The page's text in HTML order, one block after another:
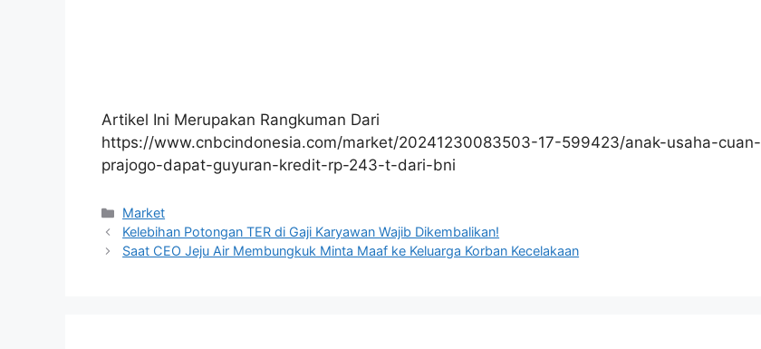
Artikel Ini Merupakan Rangkuman Dari
https://www.cnbcindonesia.com/market/20241230083503-17-599423/anak-usaha-cuan-
prajogo-dapat-guyuran-kredit-rp-243-t-dari-bni
Kategori
Market
Kelebihan Potongan TER di Gaji Karyawan Wajib Dikembalikan!
Saat CEO Jeju Air Membungkuk Minta Maaf ke Keluarga Korban Kecelakaan